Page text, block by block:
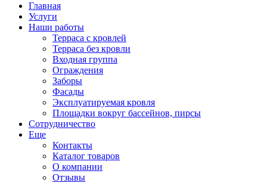
Главная
Услуги
Наши работы
Терраса с кровлей
Терраса без кровли
Входная группа
Ограждения
Заборы
Фасады
Эксплуатируемая кровля
Площадки вокруг бассейнов, пирсы
Сотрудничество
Еще
Контакты
Каталог товаров
О компании
Отзывы